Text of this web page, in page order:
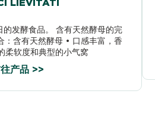
LIEVITATI
的发酵食品。 含有天然酵母的完
：含有天然酵母 • 口感丰富，香
柔软度和典型的小气窝
产品 >>